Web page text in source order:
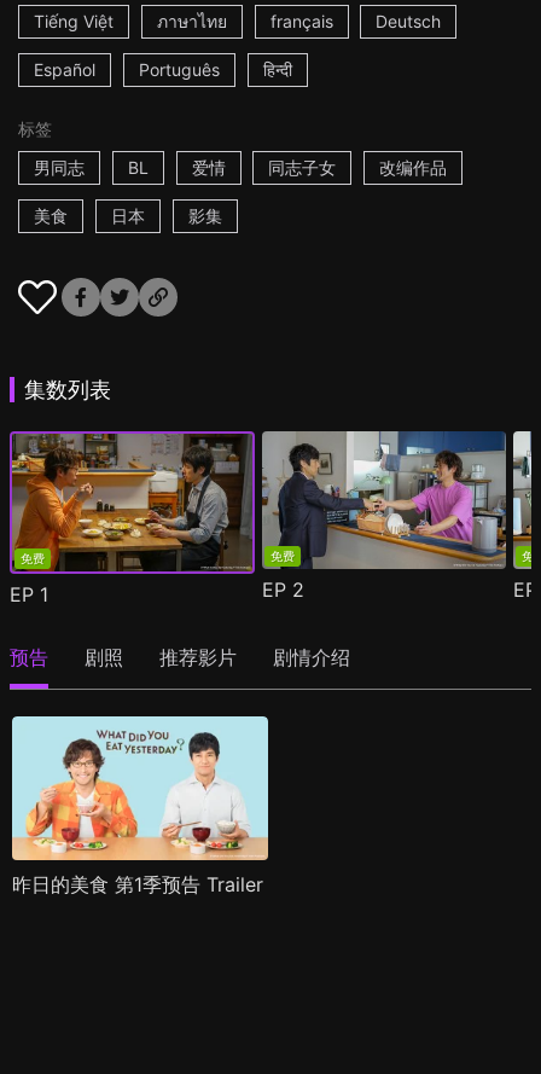
Tiếng Việt ภาษาไทย français Deutsch
Español Português हिन्दी
标签
男同志
BL 爱情 同志子女 改编作品
美食 日本 影集
集数列表
免费
EP 1
免费
EP 2
免
预告 剧照 推荐影片 剧情介绍
昨日的美食 第1季预告 Trailer